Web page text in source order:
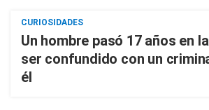
CURIOSIDADES
Un hombre pasó 17 años en
ser confundido con un
él